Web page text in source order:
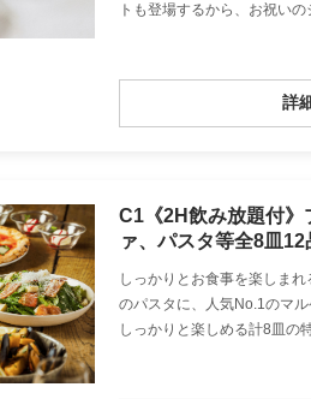
トも登場するから、お祝い
詳
C1《2H飲み放題付
ァ、パスタ等全8皿12
しっかりとお食事を楽しま
のパスタに、人気No.1のマ
しっかりと楽しめる計8皿の